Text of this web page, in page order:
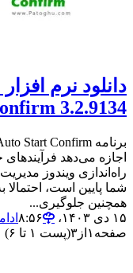
دانلود نرم
3.2.9134
اجازه می‌دهد فرآیندهای
راه‌اندازی ویندوز
شما پایین است،
همچنین جلوگیری...
۱۵ دی ۱۴۰۳،‏ ۸:۵۶
صفحه ۱ از ۳(پست ۱ تا ۶)